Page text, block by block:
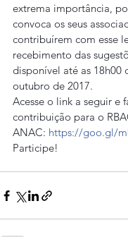
extrema importância,
convoca os seus
contribuírem com esse
recebimento das
disponível até as 18h00
outubro de 2017.
Acesse o link a seguir e
contribuição para o
ANAC: https://goo.gl/
Participe!